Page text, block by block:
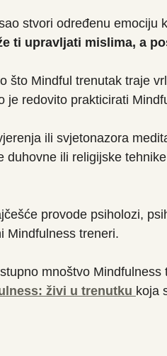
stvori određenu emociju
ti upravljati mislima, a
što Mindful trenutak traje
je redovito prakticirati
ili svjetonazora
duhovne ili religijske
provode psiholozi,
Mindfulness treneri.
mnoštvo
živi u trenutku koja